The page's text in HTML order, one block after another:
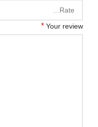
Your review
*